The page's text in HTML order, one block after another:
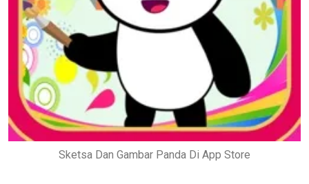
Sketsa Dan Gambar Panda Di App Store